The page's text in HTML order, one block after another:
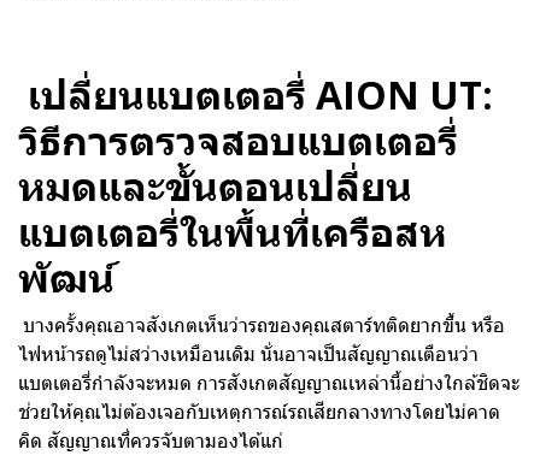
เปลี่ยนแบตเตอรี่ AION UT:
วิธีการตรวจสอบแบตเตอรี่
หมดและขั้นตอนเปลี่ยน
แบตเตอรี่ในพื้นที่เครือสห
พัฒน์
บางครั้งคุณอาจสังเกตเห็นว่ารถของคุณสตาร์ทติดยากขึ้น หรือ
ไฟหน้ารถดูไม่สว่างเหมือนเดิม นั่นอาจเป็นสัญญาณเตือนว่า
แบตเตอรี่กำลังจะหมด การสังเกตสัญญาณเหล่านี้อย่างใกล้ชิดจะ
ช่วยให้คุณไม่ต้องเจอกับเหตุการณ์รถเสียกลางทางโดยไม่คาด
คิด สัญญาณที่ควรจับตามองได้แก่